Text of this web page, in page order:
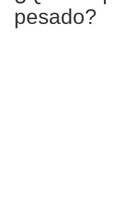
pesado?